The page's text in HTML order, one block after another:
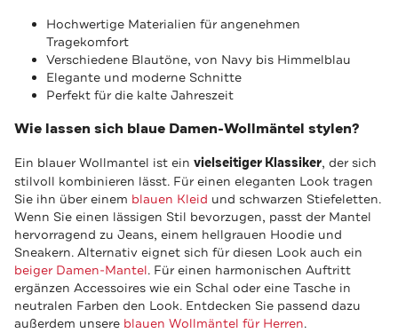
Hochwertige Materialien für angenehmen
Tragekomfort
Verschiedene Blautöne, von Navy bis Himmelblau
Elegante und moderne Schnitte
Perfekt für die kalte Jahreszeit
Wie lassen sich blaue Damen-Wollmäntel stylen?
Ein blauer Wollmantel ist ein vielseitiger Klassiker, der sich
stilvoll kombinieren lässt. Für einen eleganten Look tragen
Sie ihn über einem blauen Kleid und schwarzen Stiefeletten.
Wenn Sie einen lässigen Stil bevorzugen, passt der Mantel
hervorragend zu Jeans, einem hellgrauen Hoodie und
Sneakern. Alternativ eignet sich für diesen Look auch ein
beiger Damen-Mantel. Für einen harmonischen Auftritt
ergänzen Accessoires wie ein Schal oder eine Tasche in
neutralen Farben den Look. Entdecken Sie passend dazu
außerdem unsere blauen Wollmäntel für Herren.